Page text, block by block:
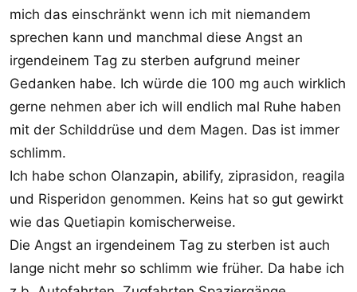
mich das einschränkt wenn ich mit niemandem
sprechen kann und manchmal diese Angst an
irgendeinem Tag zu sterben aufgrund meiner
Gedanken habe. Ich würde die 100 mg auch wirklich
gerne nehmen aber ich will endlich mal Ruhe haben
mit der Schilddrüse und dem Magen. Das ist immer
schlimm.
Ich habe schon Olanzapin, abilify, ziprasidon, reagila
und Risperidon genommen. Keins hat so gut gewirkt
wie das Quetiapin komischerweise.
Die Angst an irgendeinem Tag zu sterben ist auch
lange nicht mehr so schlimm wie früher. Da habe ich